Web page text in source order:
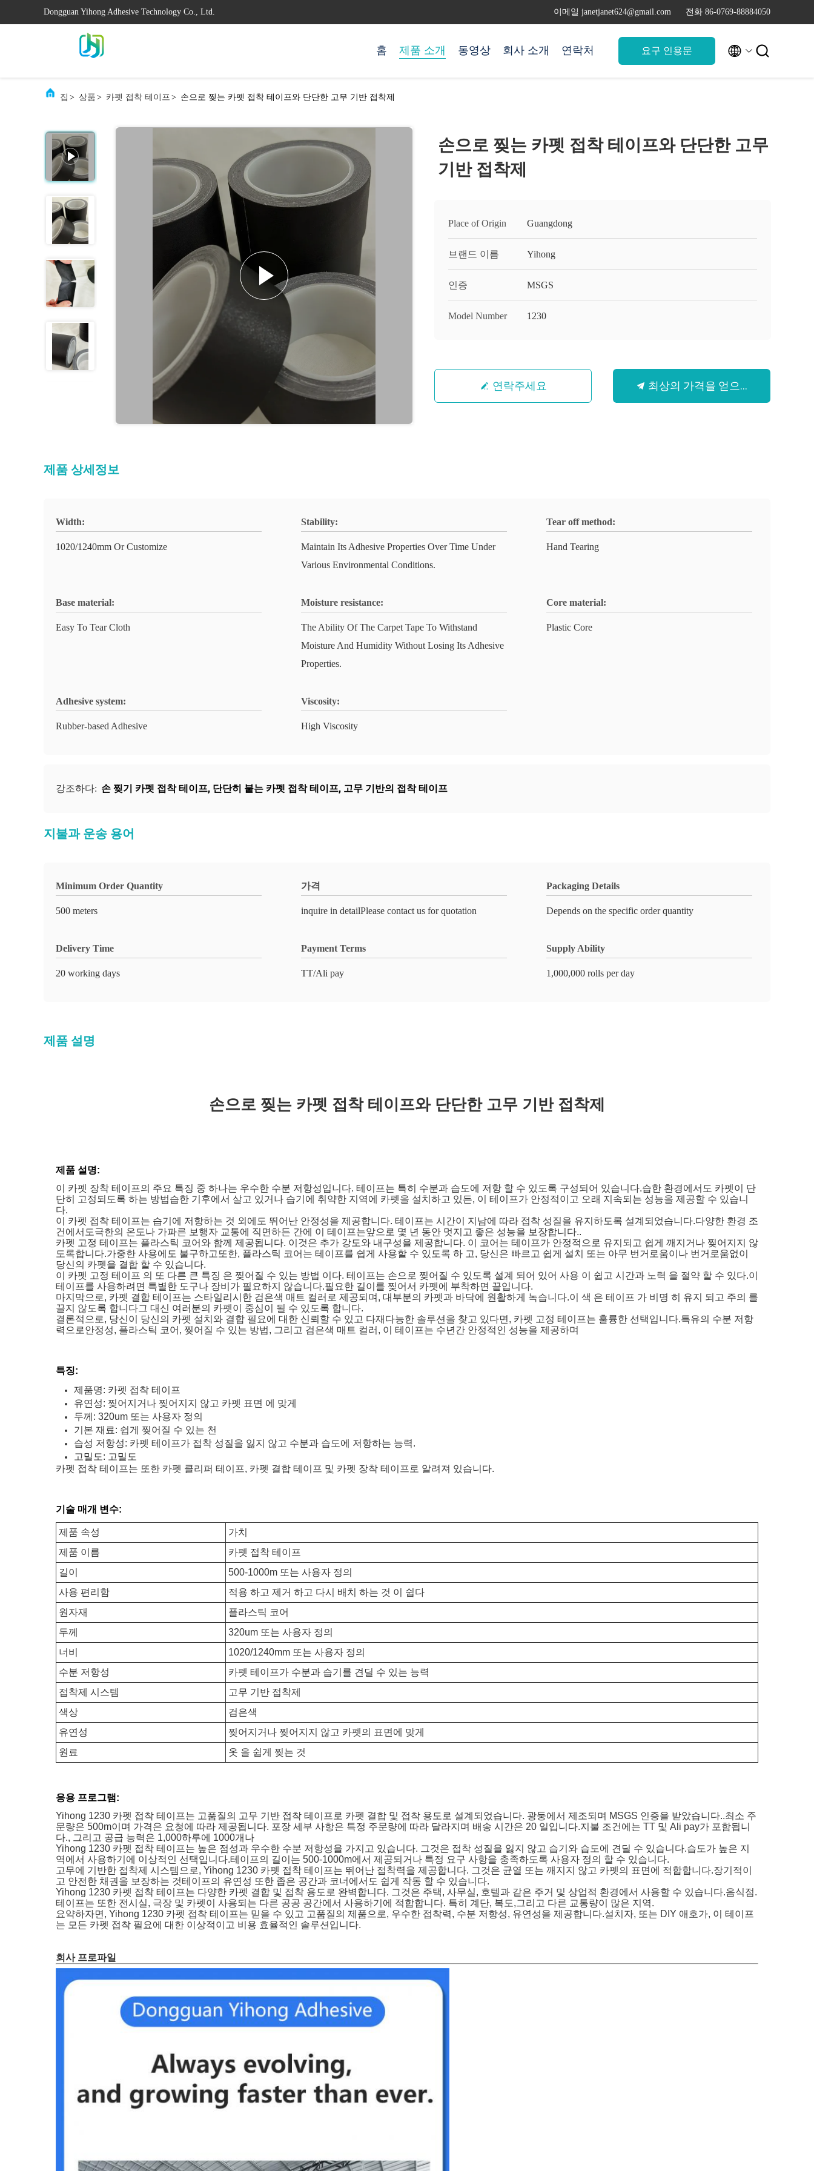
Dongguan Yihong Adhesive Technology Co., Ltd. 이메일 janetjanet624@gmail.com 전화 86-0769-88884050
홈 제품 소개 동영상 회사 소개 연락처 요구 인용문  
집 > 상품 > 카펫 접착 테이프 > 손으로 찢는 카펫 접착 테이프와 단단한 고무 기반 접착제
손으로 찢는 카펫 접착 테이프와 단단한 고무
기반 접착제
Place of Origin Guangdong
브랜드 이름 Yihong
인증 MSGS
Model Number 1230
연락주세요 최상의 가격을 얻으세요
제품 상세정보
Width:
1020/1240mm Or Customize
Stability:
Maintain Its Adhesive Properties Over Time Under
Various Environmental Conditions.
Tear off method:
Hand Tearing
Base material:
Easy To Tear Cloth
Moisture resistance:
The Ability Of The Carpet Tape To Withstand
Moisture And Humidity Without Losing Its Adhesive
Properties.
Core material:
Plastic Core
Adhesive system:
Rubber-based Adhesive
Viscosity:
High Viscosity
강조하다: 손 찢기 카펫 접착 테이프, 단단히 붙는 카펫 접착 테이프, 고무 기반의 접착 테이프
지불과 운송 용어
Minimum Order Quantity
500 meters
가격
inquire in detailPlease contact us for quotation
Packaging Details
Depends on the specific order quantity
Delivery Time
20 working days
Payment Terms
TT/Ali pay
Supply Ability
1,000,000 rolls per day
제품 설명
손으로 찢는 카펫 접착 테이프와 단단한 고무 기반 접착제
제품 설명:
이 카펫 장착 테이프의 주요 특징 중 하나는 우수한 수분 저항성입니다. 테이프는 특히 수분과 습도에 저항 할 수 있도록 구성되어 있습니다.습한 환경에서도 카펫이 단
단히 고정되도록 하는 방법습한 기후에서 살고 있거나 습기에 취약한 지역에 카펫을 설치하고 있든, 이 테이프가 안정적이고 오래 지속되는 성능을 제공할 수 있습니
다.
이 카펫 접착 테이프는 습기에 저항하는 것 외에도 뛰어난 안정성을 제공합니다. 테이프는 시간이 지남에 따라 접착 성질을 유지하도록 설계되었습니다.다양한 환경 조
건에서도극한의 온도나 가파른 보행자 교통에 직면하든 간에 이 테이프는앞으로 몇 년 동안 멋지고 좋은 성능을 보장합니다..
카펫 고정 테이프는 플라스틱 코어와 함께 제공됩니다. 이것은 추가 강도와 내구성을 제공합니다. 이 코어는 테이프가 안정적으로 유지되고 쉽게 깨지거나 찢어지지 않
도록합니다.가중한 사용에도 불구하고또한, 플라스틱 코어는 테이프를 쉽게 사용할 수 있도록 하 고, 당신은 빠르고 쉽게 설치 또는 아무 번거로움이나 번거로움없이
당신의 카펫을 결합 할 수 있습니다.
이 카펫 고정 테이프 의 또 다른 큰 특징 은 찢어질 수 있는 방법 이다. 테이프는 손으로 찢어질 수 있도록 설계 되어 있어 사용 이 쉽고 시간과 노력 을 절약 할 수 있다.이
테이프를 사용하려면 특별한 도구나 장비가 필요하지 않습니다.필요한 길이를 찢어서 카펫에 부착하면 끝입니다.
마지막으로, 카펫 결합 테이프는 스타일리시한 검은색 매트 컬러로 제공되며, 대부분의 카펫과 바닥에 원활하게 녹습니다.이 색 은 테이프 가 비명 히 유지 되고 주의 를
끌지 않도록 합니다그 대신 여러분의 카펫이 중심이 될 수 있도록 합니다.
결론적으로, 당신이 당신의 카펫 설치와 결합 필요에 대한 신뢰할 수 있고 다재다능한 솔루션을 찾고 있다면, 카펫 고정 테이프는 훌륭한 선택입니다.특유의 수분 저항
력으로안정성, 플라스틱 코어, 찢어질 수 있는 방법, 그리고 검은색 매트 컬러, 이 테이프는 수년간 안정적인 성능을 제공하며
특징:
제품명: 카펫 접착 테이프
유연성: 찢어지거나 찢어지지 않고 카펫 표면 에 맞게
두께: 320um 또는 사용자 정의
기본 재료: 쉽게 찢어질 수 있는 천
습성 저항성: 카펫 테이프가 접착 성질을 잃지 않고 수분과 습도에 저항하는 능력.
고밀도: 고밀도
카펫 접착 테이프는 또한 카펫 클리퍼 테이프, 카펫 결합 테이프 및 카펫 장착 테이프로 알려져 있습니다.
기술 매개 변수:
제품 속성
가치
제품 이름
카펫 접착 테이프
길이
500-1000m 또는 사용자 정의
사용 편리함
적용 하고 제거 하고 다시 배치 하는 것 이 쉽다
원자재
플라스틱 코어
두께
320um 또는 사용자 정의
너비
1020/1240mm 또는 사용자 정의
수분 저항성
카펫 테이프가 수분과 습기를 견딜 수 있는 능력
접착제 시스템
고무 기반 접착제
색상
검은색
유연성
찢어지거나 찢어지지 않고 카펫의 표면에 맞게
원료
옷 을 쉽게 찢는 것
응용 프로그램:
Yihong 1230 카펫 접착 테이프는 고품질의 고무 기반 접착 테이프로 카펫 결합 및 접착 용도로 설계되었습니다. 광둥에서 제조되며 MSGS 인증을 받았습니다..최소 주
문량은 500m이며 가격은 요청에 따라 제공됩니다. 포장 세부 사항은 특정 주문량에 따라 달라지며 배송 시간은 20 일입니다.지불 조건에는 TT 및 Ali pay가 포함됩니
다., 그리고 공급 능력은 1,000하루에 1000개나
Yihong 1230 카펫 접착 테이프는 높은 점성과 우수한 수분 저항성을 가지고 있습니다. 그것은 접착 성질을 잃지 않고 습기와 습도에 견딜 수 있습니다.습도가 높은 지
역에서 사용하기에 이상적인 선택입니다.테이프의 길이는 500-1000m에서 제공되거나 특정 요구 사항을 충족하도록 사용자 정의 할 수 있습니다.
고무에 기반한 접착제 시스템으로, Yihong 1230 카펫 접착 테이프는 뛰어난 접착력을 제공합니다. 그것은 균열 또는 깨지지 않고 카펫의 표면에 적합합니다.장기적이
고 안전한 채권을 보장하는 것테이프의 유연성 또한 좁은 공간과 코너에서도 쉽게 작동 할 수 있습니다.
Yihong 1230 카펫 접착 테이프는 다양한 카펫 결합 및 접착 용도로 완벽합니다. 그것은 주택, 사무실, 호텔과 같은 주거 및 상업적 환경에서 사용할 수 있습니다.음식점.
테이프는 또한 전시실, 극장 및 카펫이 사용되는 다른 공공 공간에서 사용하기에 적합합니다. 특히 계단, 복도,그리고 다른 교통량이 많은 지역.
요약하자면, Yihong 1230 카펫 접착 테이프는 믿을 수 있고 고품질의 제품으로, 우수한 접착력, 수분 저항성, 유연성을 제공합니다.설치자, 또는 DIY 애호가, 이 테이프
는 모든 카펫 접착 필요에 대한 이상적이고 비용 효율적인 솔루션입니다.
회사 프로파일